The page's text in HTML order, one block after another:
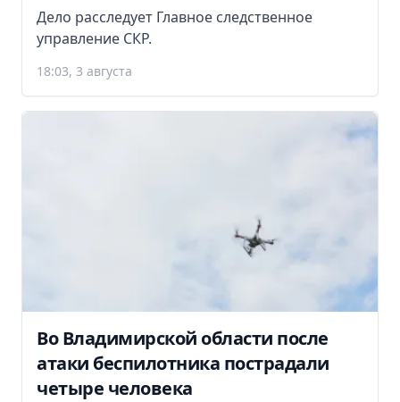
Дело расследует Главное следственное
управление СКР.
18:03, 3 августа
Во Владимирской области после
атаки беспилотника пострадали
четыре человека